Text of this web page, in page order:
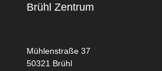
Brühl Zentrum
Mühlenstraße 37
50321 Brühl